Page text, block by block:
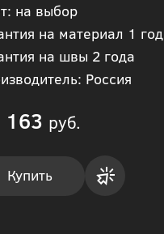
на выбор
на материал 1 год
на швы 2 года
Россия
163 руб.
Купить